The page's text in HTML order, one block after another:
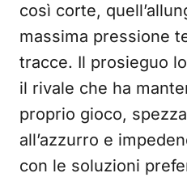
così corte,
massima pressione
tracce. Il prosieguo
il rivale che ha
proprio gioco,
all’azzurro e
con le soluzioni